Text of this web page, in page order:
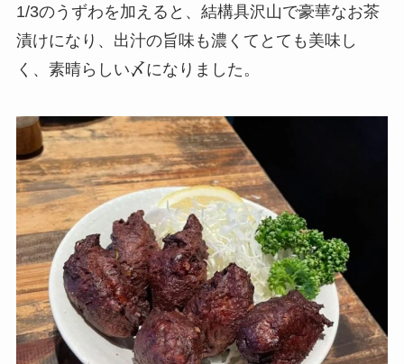
1/3のうずわを加えると、結構具沢山で豪華なお茶
漬けになり、出汁の旨味も濃くてとても美味し
く、素晴らしい〆になりました。